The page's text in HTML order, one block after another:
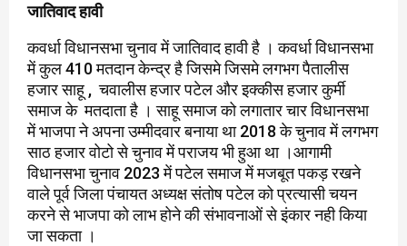
जातिवाद हावी
कवर्धा विधानसभा चुनाव में जातिवाद हावी है । कवर्धा विधानसभा
में कुल 410 मतदान केन्द्र है जिसमे जिसमे लगभग पैतालीस
हजार साहू , चवालीस हजार पटेल और इक्कीस हजार कुर्मी
समाज के मतदाता है । साहू समाज को लगातार चार विधानसभा
में भाजपा ने अपना उम्मीदवार बनाया था 2018 के चुनाव में लगभग
साठ हजार वोटो से चुनाव में पराजय भी हुआ था ।आगामी
विधानसभा चुनाव 2023 में पटेल समाज में मजबूत पकड़ रखने
वाले पूर्व जिला पंचायत अध्यक्ष संतोष पटेल को प्रत्यासी चयन
करने से भाजपा को लाभ होने की संभावनाओं से इंकार नही किया
जा सकता ।